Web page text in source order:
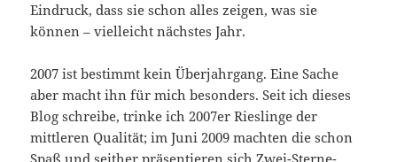
Eindruck, dass sie schon alles zeigen, was sie
können – vielleicht nächstes Jahr.
2007 ist bestimmt kein Überjahrgang. Eine Sache
aber macht ihn für mich besonders. Seit ich dieses
Blog schreibe, trinke ich 2007er Rieslinge der
mittleren Qualität; im Juni 2009 machten die schon